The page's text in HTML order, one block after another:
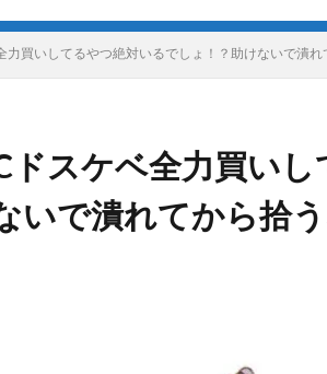
力買いしてるやつ絶対いるでしょ！？助けないで潰
ドスケベ全力買いし
いで潰れてから拾